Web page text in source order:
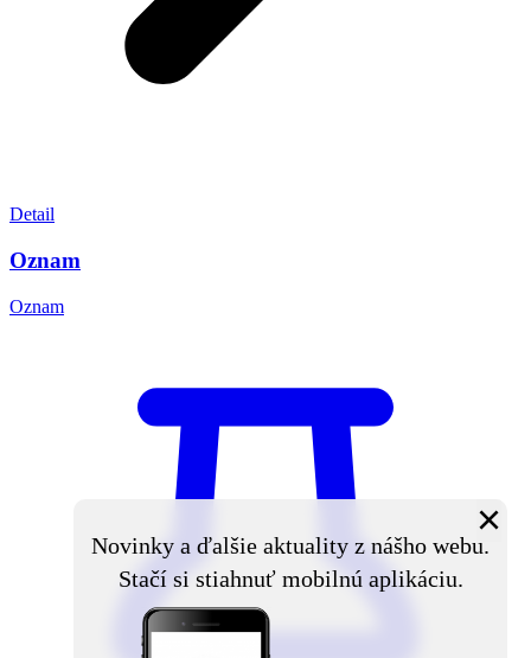
Detail
Oznam
Oznam
Novinky a ďalšie aktuality z nášho webu.
Stačí si stiahnuť mobilnú aplikáciu.
×